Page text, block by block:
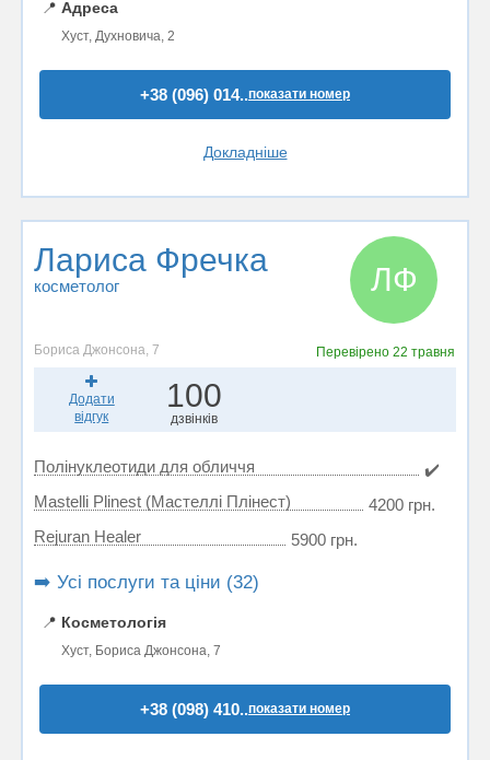
📍 Адреса
Хуст, Духновича, 2
+38 (096) 014..показати номер
Докладніше
Лариса Фречка
косметолог ЛФ
Бориса Джонсона, 7 Перевірено22 травня
Додати
відгук
100
дзвінків
Полінуклеотиди для обличчя
✔️
Mastelli Plinest (Мастеллі Плінест)
4200 грн.
Rejuran Healer
5900 грн.
➡️ Усі послуги та ціни (32)
📍 Косметологія
Хуст, Бориса Джонсона, 7
+38 (098) 410..показати номер